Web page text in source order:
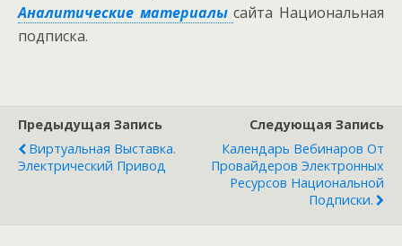
Аналитические материалы сайта Национальная
подписка.
Предыдущая Запись
Виртуальная Выставка.
Электрический Привод
Следующая Запись
Календарь Вебинаров От
Провайдеров Электронных
Ресурсов Национальной
Подписки.